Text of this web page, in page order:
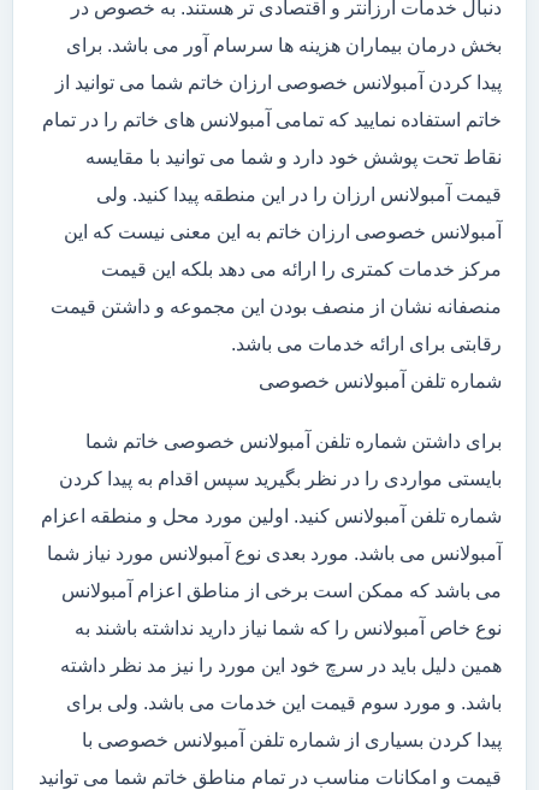
دنبال خدمات ارزانتر و اقتصادی تر هستند. به خصوص در
بخش درمان بیماران هزینه ها سرسام آور می باشد. برای
پیدا کردن آمبولانس خصوصی ارزان خاتم شما می توانید از
خاتم استفاده نمایید که تمامی آمبولانس های خاتم را در تمام
نقاط تحت پوشش خود دارد و شما می توانید با مقایسه
قیمت آمبولانس ارزان را در این منطقه پیدا کنید. ولی
آمبولانس خصوصی ارزان خاتم به این معنی نیست که این
مرکز خدمات کمتری را ارائه می دهد بلکه این قیمت
منصفانه نشان از منصف بودن این مجموعه و داشتن قیمت
رقابتی برای ارائه خدمات می باشد.
شماره تلفن آمبولانس خصوصی
برای داشتن شماره تلفن آمبولانس خصوصی خاتم شما
بایستی مواردی را در نظر بگیرید سپس اقدام به پیدا کردن
شماره تلفن آمبولانس کنید. اولین مورد محل و منطقه اعزام
آمبولانس می باشد. مورد بعدی نوع آمبولانس مورد نیاز شما
می باشد که ممکن است برخی از مناطق اعزام آمبولانس
نوع خاص آمبولانس را که شما نیاز دارید نداشته باشند به
همین دلیل باید در سرچ خود این مورد را نیز مد نظر داشته
باشد. و مورد سوم قیمت این خدمات می باشد. ولی برای
پیدا کردن بسیاری از شماره تلفن آمبولانس خصوصی با
قیمت و امکانات مناسب در تمام مناطق خاتم شما می توانید